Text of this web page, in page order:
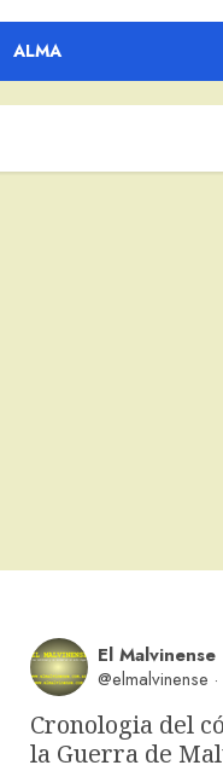
ALMA
El Malvinense
@elmalvinense ·
Cronologia del
la Guerra de